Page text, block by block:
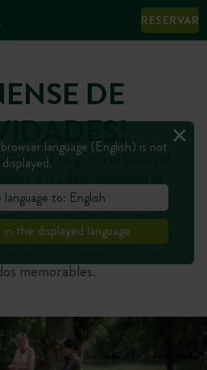
RESERVAR
DE
si te gusta el baño, el
o los descubrimientos,
todos los gustos!
rico y variado en todos los
perfecto para compartir
memorables.
language (English) is not
language to: English
the displayed language